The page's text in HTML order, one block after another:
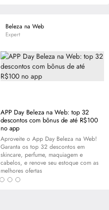
Beleza na Web
Expert
APP Day Beleza na Web: top 32
descontos com bônus de até R$100
no app
Aproveite o App Day Beleza na Web!
Garanta os top 32 descontos em
skincare, perfume, maquiagem e
cabelos, e renove seu estoque com as
melhores ofertas